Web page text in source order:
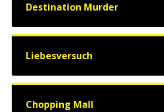
Destination Murder
Liebesversuch
Chopping Mall